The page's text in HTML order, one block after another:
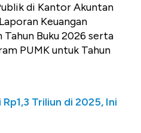
di Kantor Akuntan
Keuangan
Buku 2026 serta
PUMK untuk Tahun
Triliun di 2025, Ini